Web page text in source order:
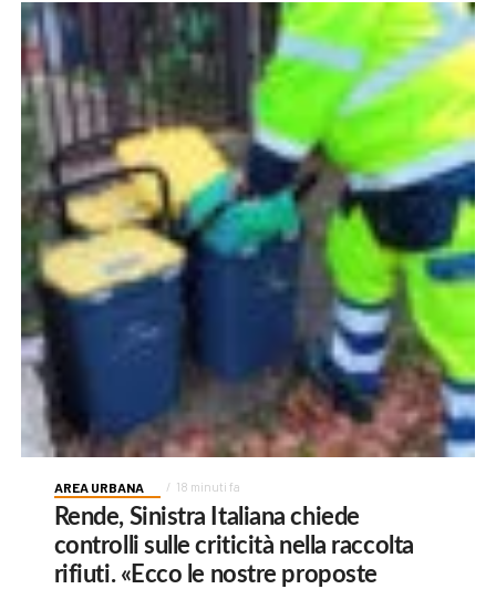
AREA URBANA 18 minuti fa
Rende, Sinistra Italiana chiede
controlli sulle criticità nella raccolta
rifiuti. «Ecco le nostre proposte